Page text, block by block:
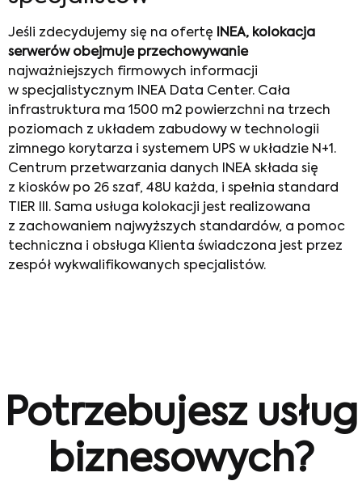
Jeśli zdecydujemy się na ofertę
INEA, kolokacja
serwerów obejmuje przechowywanie
najważniejszych firmowych informacji
w specjalistycznym INEA Data Center. Cała
infrastruktura ma 1500 m2 powierzchni na trzech
poziomach z układem zabudowy w technologii
zimnego korytarza i systemem UPS w układzie N+1.
Centrum przetwarzania danych INEA składa się
z kiosków po 26 szaf, 48U każda, i spełnia standard
TIER III. Sama usługa kolokacji jest realizowana
z zachowaniem najwyższych standardów, a pomoc
techniczna i obsługa Klienta świadczona jest przez
zespół wykwalifikowanych specjalistów.
Potrzebujesz usług
biznesowych?